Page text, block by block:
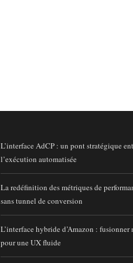
L’interface AdCP : un pont stratégique
l’exécution automatisée
La redéfinition des métriques de
sans tunnel de conversion
L’interface hybride d’Amazon :
pour une UX fluide